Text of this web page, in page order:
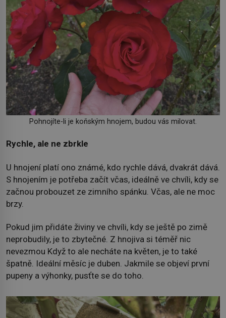
Pohnojíte-li je koňským hnojem, budou vás milovat.
Rychle, ale ne zbrkle
U hnojení platí ono známé, kdo rychle dává, dvakrát dává.
S hnojením je potřeba začít včas, ideálně ve chvíli, kdy se
začnou probouzet ze zimního spánku. Včas, ale ne moc
brzy.
Pokud jim přidáte živiny ve chvíli, kdy se ještě po zimě
neprobudily, je to zbytečné. Z hnojiva si téměř nic
nevezmou Když to ale necháte na květen, je to také
špatně. Ideální měsíc je duben. Jakmile se objeví první
pupeny a výhonky, pusťte se do toho.